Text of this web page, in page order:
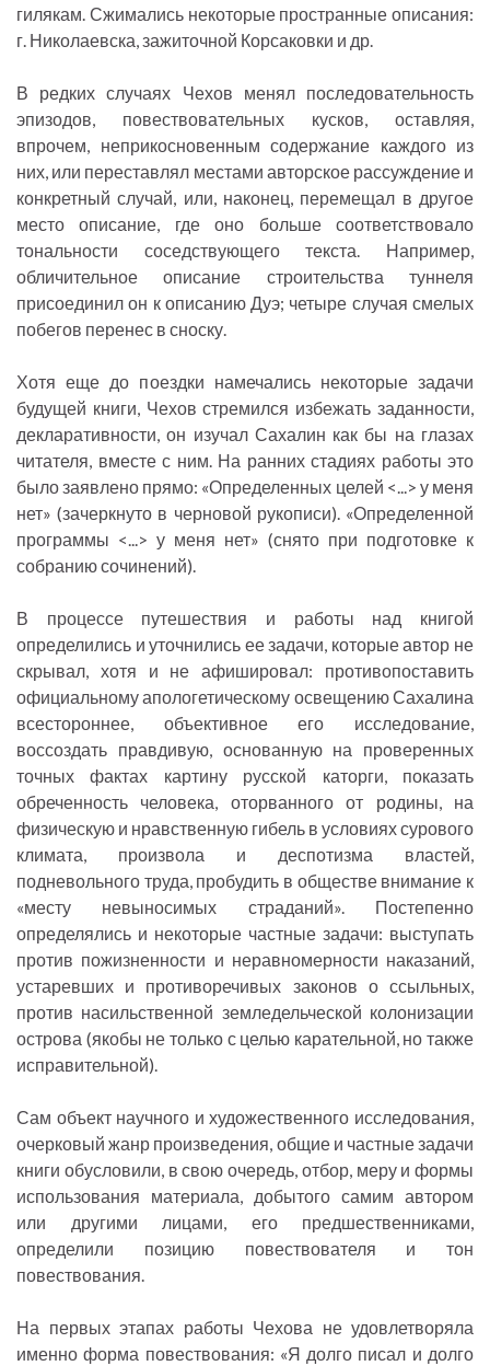
гилякам. Сжимались некоторые пространные описания:
г. Николаевска, зажиточной Корсаковки и др.
В редких случаях Чехов менял последовательность
эпизодов, повествовательных кусков, оставляя,
впрочем, неприкосновенным содержание каждого из
них, или переставлял местами авторское рассуждение и
конкретный случай, или, наконец, перемещал в другое
место описание, где оно больше соответствовало
тональности соседствующего текста. Например,
обличительное описание строительства туннеля
присоединил он к описанию Дуэ; четыре случая смелых
побегов перенес в сноску.
Хотя еще до поездки намечались некоторые задачи
будущей книги, Чехов стремился избежать заданности,
декларативности, он изучал Сахалин как бы на глазах
читателя, вместе с ним. На ранних стадиях работы это
было заявлено прямо: «Определенных целей <...> у меня
нет» (зачеркнуто в черновой рукописи). «Определенной
программы <...> у меня нет» (снято при подготовке к
собранию сочинений).
В процессе путешествия и работы над книгой
определились и уточнились ее задачи, которые автор не
скрывал, хотя и не афишировал: противопоставить
официальному апологетическому освещению Сахалина
всестороннее, объективное его исследование,
воссоздать правдивую, основанную на проверенных
точных фактах картину русской каторги, показать
обреченность человека, оторванного от родины, на
физическую и нравственную гибель в условиях сурового
климата, произвола и деспотизма властей,
подневольного труда, пробудить в обществе внимание к
«месту невыносимых страданий». Постепенно
определялись и некоторые частные задачи: выступать
против пожизненности и неравномерности наказаний,
устаревших и противоречивых законов о ссыльных,
против насильственной земледельческой колонизации
острова (якобы не только с целью карательной, но также
исправительной).
Сам объект научного и художественного исследования,
очерковый жанр произведения, общие и частные задачи
книги обусловили, в свою очередь, отбор, меру и формы
использования материала, добытого самим автором
или другими лицами, его предшественниками,
определили позицию повествователя и тон
повествования.
На первых этапах работы Чехова не удовлетворяла
именно форма повествования: «Я долго писал и долго